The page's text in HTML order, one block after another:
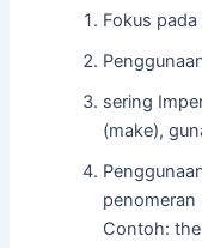
Fokus
sering
(make),
penomeran
Contoh: